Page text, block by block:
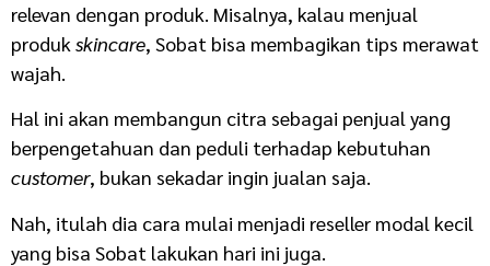
relevan dengan produk. Misalnya, kalau menjual
produk skincare, Sobat bisa membagikan tips merawat
wajah.
Hal ini akan membangun citra sebagai penjual yang
berpengetahuan dan peduli terhadap kebutuhan
customer, bukan sekadar ingin jualan saja.
Nah, itulah dia cara mulai menjadi reseller modal kecil
yang bisa Sobat lakukan hari ini juga.